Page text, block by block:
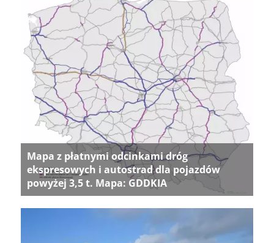
Mapa z płatnymi odcinkami dróg
ekspresowych i autostrad dla pojazdów
powyżej 3,5 t. Mapa: GDDKIA